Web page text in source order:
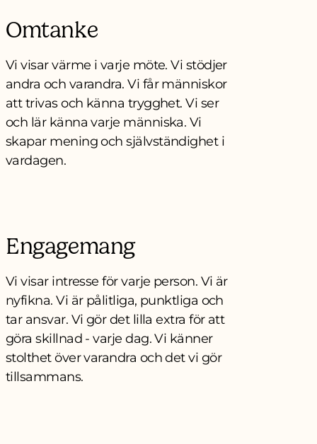
Omtanke
Vi visar värme i varje möte. Vi stödjer
andra och varandra. Vi får människor
att trivas och känna trygghet. Vi ser
och lär känna varje människa. Vi
skapar mening och självständighet i
vardagen.
Engagemang
Vi visar intresse för varje person. Vi är
nyfikna. Vi är pålitliga, punktliga och
tar ansvar. Vi gör det lilla extra för att
göra skillnad - varje dag. Vi känner
stolthet över varandra och det vi gör
tillsammans.